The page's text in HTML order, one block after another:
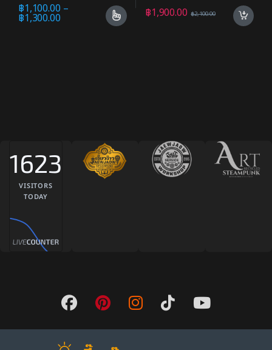
฿1,100.00 –
฿1,300.00 ฿1,900.00 ฿2,100.00
1623
VISITORS
TODAY